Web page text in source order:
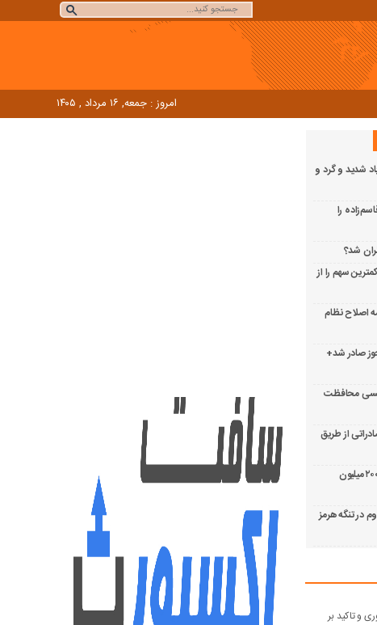
امروز : جمعه, ۱۶ مرداد , ۱۴۰۵
شدید و گرد و
را
سهم را از
اصلاح نظام
خودرو مجوز صادر شد+
محافظت
از طریق
پیامدهای تجاوز به ایران؛ زیان حدود ۲۰۰ میلیون
در تنگه هرمز
و تاکید بر